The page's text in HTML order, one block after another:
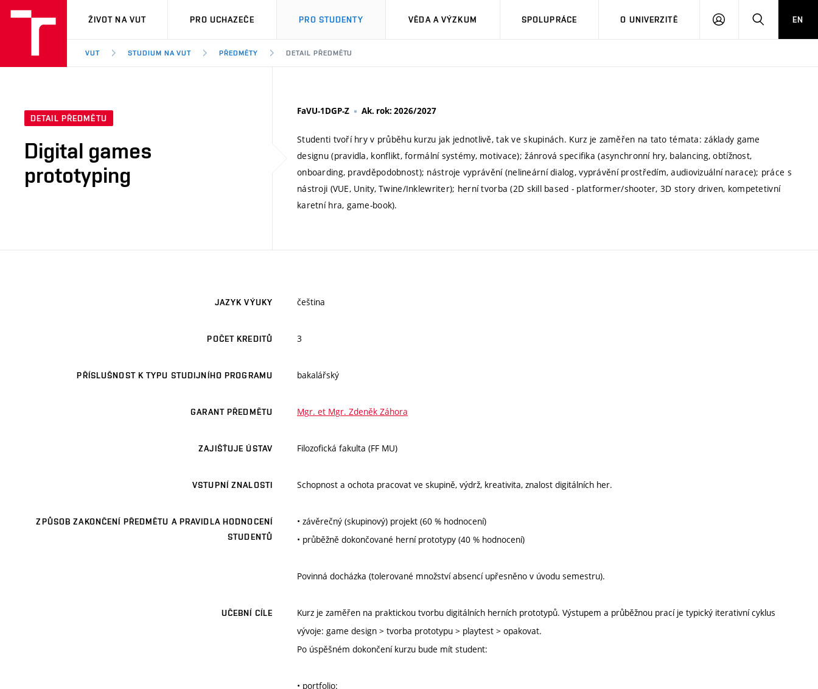
VUT
ŽIVOT NA VUT PRO UCHAZEČE PRO STUDENTY VĚDA A VÝZKUM SPOLUPRÁCE O UNIVERZITĚ
PŘIHLÁSIT HLEDATEN
VUT STUDIUM NA VUT PŘEDMĚTY DETAIL PŘEDMĚTU
DETAIL PŘEDMĚTU
Digital games
prototyping
FaVU-1DGP-Z Ak. rok: 2026/2027
Studenti tvoří hry v průběhu kurzu jak jednotlivě, tak ve skupinách. Kurz je zaměřen na tato témata: základy game
designu (pravidla, konflikt, formální systémy, motivace); žánrová specifika (asynchronní hry, balancing, obtížnost,
onboarding, pravděpodobnost); nástroje vyprávění (nelineární dialog, vyprávění prostředím, audiovizuální narace); práce s
nástroji (VUE, Unity, Twine/Inklewriter); herní tvorba (2D skill based - platformer/shooter, 3D story driven, kompetetivní
karetní hra, game-book).
JAZYK VÝUKY čeština
POČET KREDITŮ 3
PŘÍSLUŠNOST K TYPU STUDIJNÍHO PROGRAMU bakalářský
GARANT PŘEDMĚTU Mgr. et Mgr. Zdeněk Záhora
ZAJIŠŤUJE ÚSTAV Filozofická fakulta (FF MU)
VSTUPNÍ ZNALOSTI Schopnost a ochota pracovat ve skupině, výdrž, kreativita, znalost digitálních her.
ZPŮSOB ZAKONČENÍ PŘEDMĚTU A PRAVIDLA HODNOCENÍ
STUDENTŮ
• závěrečný (skupinový) projekt (60 % hodnocení)
• průběžně dokončované herní prototypy (40 % hodnocení)
Povinná docházka (tolerované množství absencí upřesněno v úvodu semestru).
UČEBNÍ CÍLE
Kurz je zaměřen na praktickou tvorbu digitálních herních prototypů. Výstupem a průběžnou prací je typický iterativní cyklus
vývoje: game design > tvorba prototypu > playtest > opakovat.
Po úspěšném dokončení kurzu bude mít student:
• portfolio: